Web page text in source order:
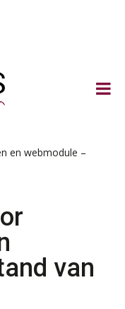
en webmodule –
van